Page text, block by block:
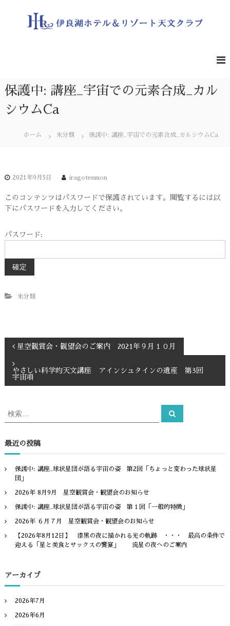
ッ テ
＆
天
ク
ラ
い
空
ど
保護中: 講座_宇宙での元素合成_カル
シウムCa
ホーム 未分類 保護中: 講座_宇宙での元素合成_カルシウムCa
2021年9月5日 iragotenmon
このコンテンツはパスワードで保護されています。閲覧するには以
下にパスワードを入力してください。
パスワード:
未分類
投
稿
ビ
ゲ
ー
シ
ョ
ン
星空観賞会・観望会のご案内 2021年９月１０月
やさしい科学的天文講座 アインシュタインの遺産 第3回
宇宙項
検
象
:
検
索
最近の投稿
保護中: 講座_球状星団が語る宇宙の姿 第2回「ちょっと変わった球状星
団」
2026年 8月9月 星空観賞会・観望会のお知らせ
保護中: 講座_球状星団が語る宇宙の姿 第１回「一般的特徴」
2026年 ６月７月 星空観賞会・観望会のお知らせ
【2026年8月12日】 漆黒の夜に描かれる光の軌跡 ・・・ 最高の条件で
迎える「星と美食とサックスの饗宴」 流星の夜へのご案内
アーカイブ
2026年7月
2026年6月